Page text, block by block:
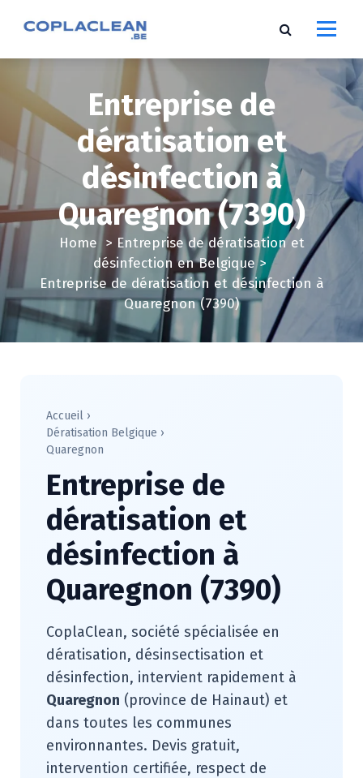
e
n
t
Entreprise de
dératisation et
désinfection à
Quaregnon (7390)
Home > Entreprise de dératisation et
désinfection en Belgique>
Entreprise de dératisation et désinfection à
Quaregnon (7390)
Accueil ›
Dératisation Belgique ›
Quaregnon
Entreprise de
dératisation et
désinfection à
Quaregnon (7390)
CoplaClean, société spécialisée en
dératisation, désinsectisation et
désinfection, intervient rapidement à
Quaregnon (province de Hainaut) et
dans toutes les communes
environnantes. Devis gratuit,
intervention certifiée, respect de